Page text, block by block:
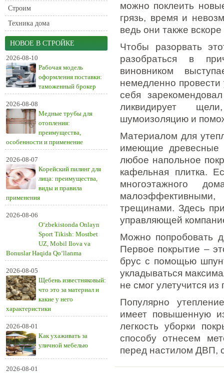
Строим
Техника дома
НОВОЕ В СТРОЙКЕ
2026-08-10
Рабочая модель
оформления поставки:
таможенный брокер
2026-08-08
Медные трубы для
отопления:
преимущества,
особенности и применение
2026-08-07
Корейский пилинг для
лица: преимущества,
виды и правила
применения
2026-08-06
O‘zbekistonda Onlayn
Sport Tikish: Mostbet
UZ, Mobil Ilova va
Bonuslar Haqida Qo‘llanma
2026-08-05
Щебень известняковый:
что это за материал и
какие у него
характеристики
2026-08-01
Как ухаживать за
уличной мебелью
2026-08-01
можно поклеить
грязь, время и
ведь они также
Чтобы разорвать
разобраться в
виновником
немедленно
себя
ликвидирует
шумоизоляцию и
Материалом для
имеющие древесные
любое напольное
кафельная плитка.
многоэтажного
трещинами. Здесь
управляющей
Можно попробовать
Первое покрытие –
брус с помощью
укладываться
не смог улетучится
Популярно
имеет повышенную
легкость уборки
способу отнесем
перед настилом ДВП,